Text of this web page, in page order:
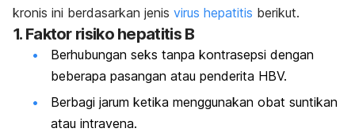
kronis ini berdasarkan jenis virus hepatitis berikut.
1. Faktor risiko hepatitis B
Berhubungan seks tanpa kontrasepsi dengan
beberapa pasangan atau penderita HBV.
Berbagi jarum ketika menggunakan obat suntikan
atau intravena.